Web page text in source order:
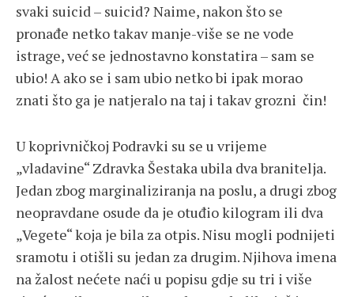
svaki suicid – suicid? Naime, nakon što se
pronađe netko takav manje-više se ne vode
istrage, već se jednostavno konstatira – sam se
ubio! A ako se i sam ubio netko bi ipak morao
znati što ga je natjeralo na taj i takav grozni čin!
U koprivničkoj Podravki su se u vrijeme
„vladavine“ Zdravka Šestaka ubila dva branitelja.
Jedan zbog marginaliziranja na poslu, a drugi zbog
neopravdane osude da je otuđio kilogram ili dva
„Vegete“ koja je bila za otpis. Nisu mogli podnijeti
sramotu i otišli su jedan za drugim. Njihova imena
na žalost nećete naći u popisu gdje su tri i više